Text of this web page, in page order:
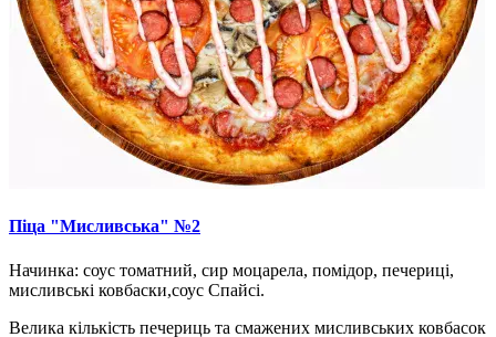
Піца "Мисливська" №2
Начинка: соус томатний, сир моцарела, помідор, печериці,
мисливські ковбаски,соус Спайсі.
Велика кількість печериць та смажених мисливських ковбасок